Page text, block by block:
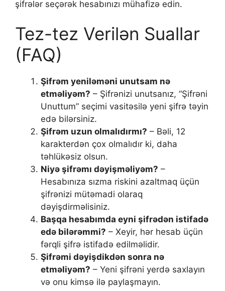
şifrələr seçərək hesabınızı mühafizə edin.
Tez-tez Verilən Suallar
(FAQ)
Şifrəm yeniləməni unutsam nə
etməliyəm? – Şifrənizi unutsanız, “Şifrəni
Unuttum” seçimi vasitəsilə yeni şifrə təyin
edə bilərsiniz.
Şifrəm uzun olmalıdırmı? – Bəli, 12
karakterdən çox olmalıdır ki, daha
təhlükəsiz olsun.
Niyə şifrəmı dəyişməliyəm? –
Hesabınıza sızma riskini azaltmaq üçün
şifrənizi mütəmadi olaraq
dəyişdirməlisiniz.
Başqa hesabımda eyni şifrədən istifadə
edə bilərəmmi? – Xeyir, hər hesab üçün
fərqli şifrə istifadə edilməlidir.
Şifrəmi dəyişdikdən sonra nə
etməliyəm? – Yeni şifrəni yerdə saxlayın
və onu kimsə ilə paylaşmayın.